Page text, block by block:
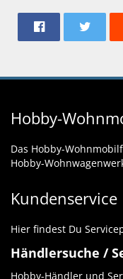
Hobby-
Das Hobby-
Hobby-
Kundenservice
Hier findest Du
Händlersuche /
Hobby-Händler und